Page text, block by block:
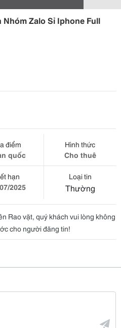
Nhóm Zalo Sỉ Iphone Full
điểm
quốc
Hình thức
Cho thuê
hạn
2025
Loại tin
Thường
Rao vặt, quý khách vui lòng không
cho người đăng tin!